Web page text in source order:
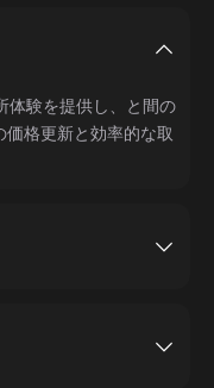
験を提供し、と間の
格更新と効率的な取